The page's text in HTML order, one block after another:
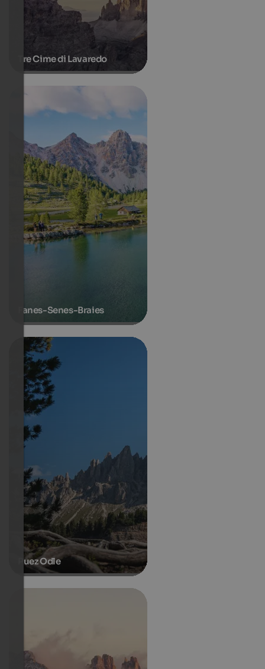
Tre Cime di Lavaredo
Fanes-Senes-Braies
Puez Odle